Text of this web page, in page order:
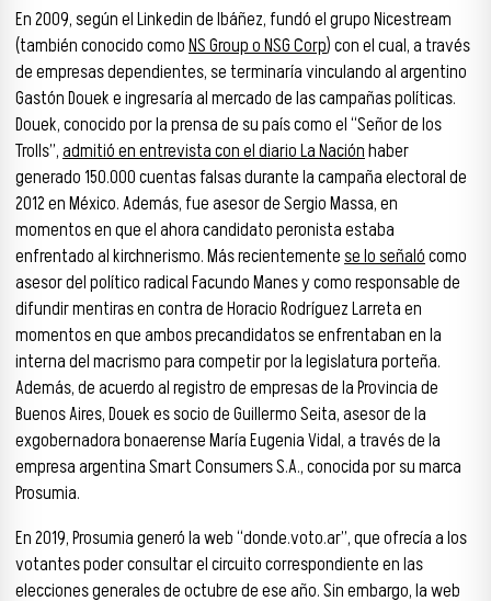
En 2009, según el Linkedin de Ibáñez, fundó el grupo Nicestream
(también conocido comoNS Group o NSG Corp) con el cual, a través
de empresas dependientes, se terminaría vinculando al argentino
Gastón Douek e ingresaría al mercado de las campañas políticas.
Douek, conocido por la prensa de su país como el “Señor de los
Trolls”,admitió en entrevista con el diario La Naciónhaber
generado 150.000 cuentas falsas durante la campaña electoral de
2012 en México. Además, fue asesor de Sergio Massa, en
momentos en que el ahora candidato peronista estaba
enfrentado al kirchnerismo. Más recientementese lo señalócomo
asesor del político radical Facundo Manes y como responsable de
difundir mentiras en contra de Horacio Rodríguez Larreta en
momentos en que ambos precandidatos se enfrentaban en la
interna del macrismo para competir por la legislatura porteña.
Además, de acuerdo al registro de empresas de la Provincia de
Buenos Aires, Douek es socio de Guillermo Seita, asesor de la
exgobernadora bonaerense María Eugenia Vidal, a través de la
empresa argentina Smart Consumers S.A., conocida por su marca
Prosumia.
En 2019, Prosumia generó la web “donde.voto.ar”, que ofrecía a los
votantes poder consultar el circuito correspondiente en las
elecciones generales de octubre de ese año. Sin embargo, la web